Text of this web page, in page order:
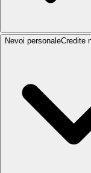
Nevoi personaleCredite